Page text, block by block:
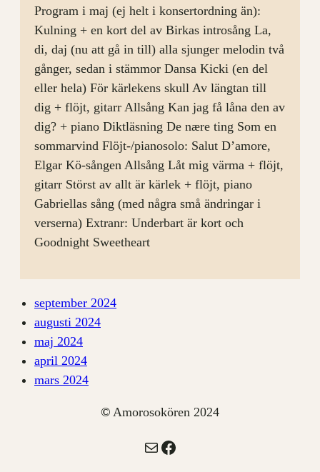
Program i maj (ej helt i konsertordning än):
Kulning + en kort del av Birkas introsång La,
di, daj (nu att gå in till) alla sjunger melodin två
gånger, sedan i stämmor Dansa Kicki (en del
eller hela) För kärlekens skull Av längtan till
dig + flöjt, gitarr Allsång Kan jag få låna den av
dig? + piano Diktläsning De nære ting Som en
sommarvind Flöjt-/pianosolo: Salut D’amore,
Elgar Kö-sången Allsång Låt mig värma + flöjt,
gitarr Störst av allt är kärlek + flöjt, piano
Gabriellas sång (med några små ändringar i
verserna) Extranr: Underbart är kort och
Goodnight Sweetheart
september 2024
augusti 2024
maj 2024
april 2024
mars 2024
© Amorosokören 2024
E-postFacebook